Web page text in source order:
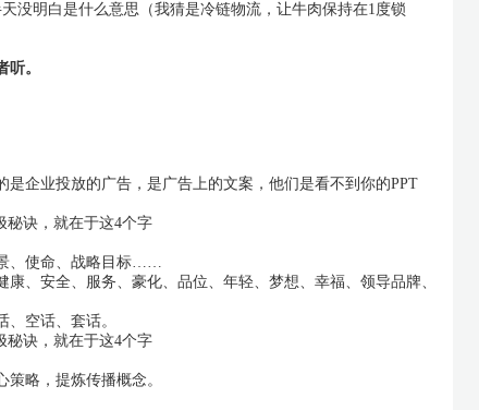
没明白是什么意思（我猜是冷链物流，让牛肉保持在1度锁
。
企业投放的广告，是广告上的文案，他们是看不到你的PPT
、使命、战略目标……
、安全、服务、豪化、品位、年轻、梦想、幸福、领导品牌、
空话、套话。
略，提炼传播概念。